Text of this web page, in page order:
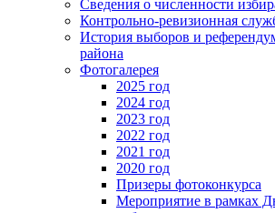
Сведения о численности
Контрольно-ревизионная
История выборов и
района
Фотогалерея
2025 год
2024 год
2023 год
2022 год
2021 год
2020 год
Призеры фотоконкурса
Мероприятие в рамках